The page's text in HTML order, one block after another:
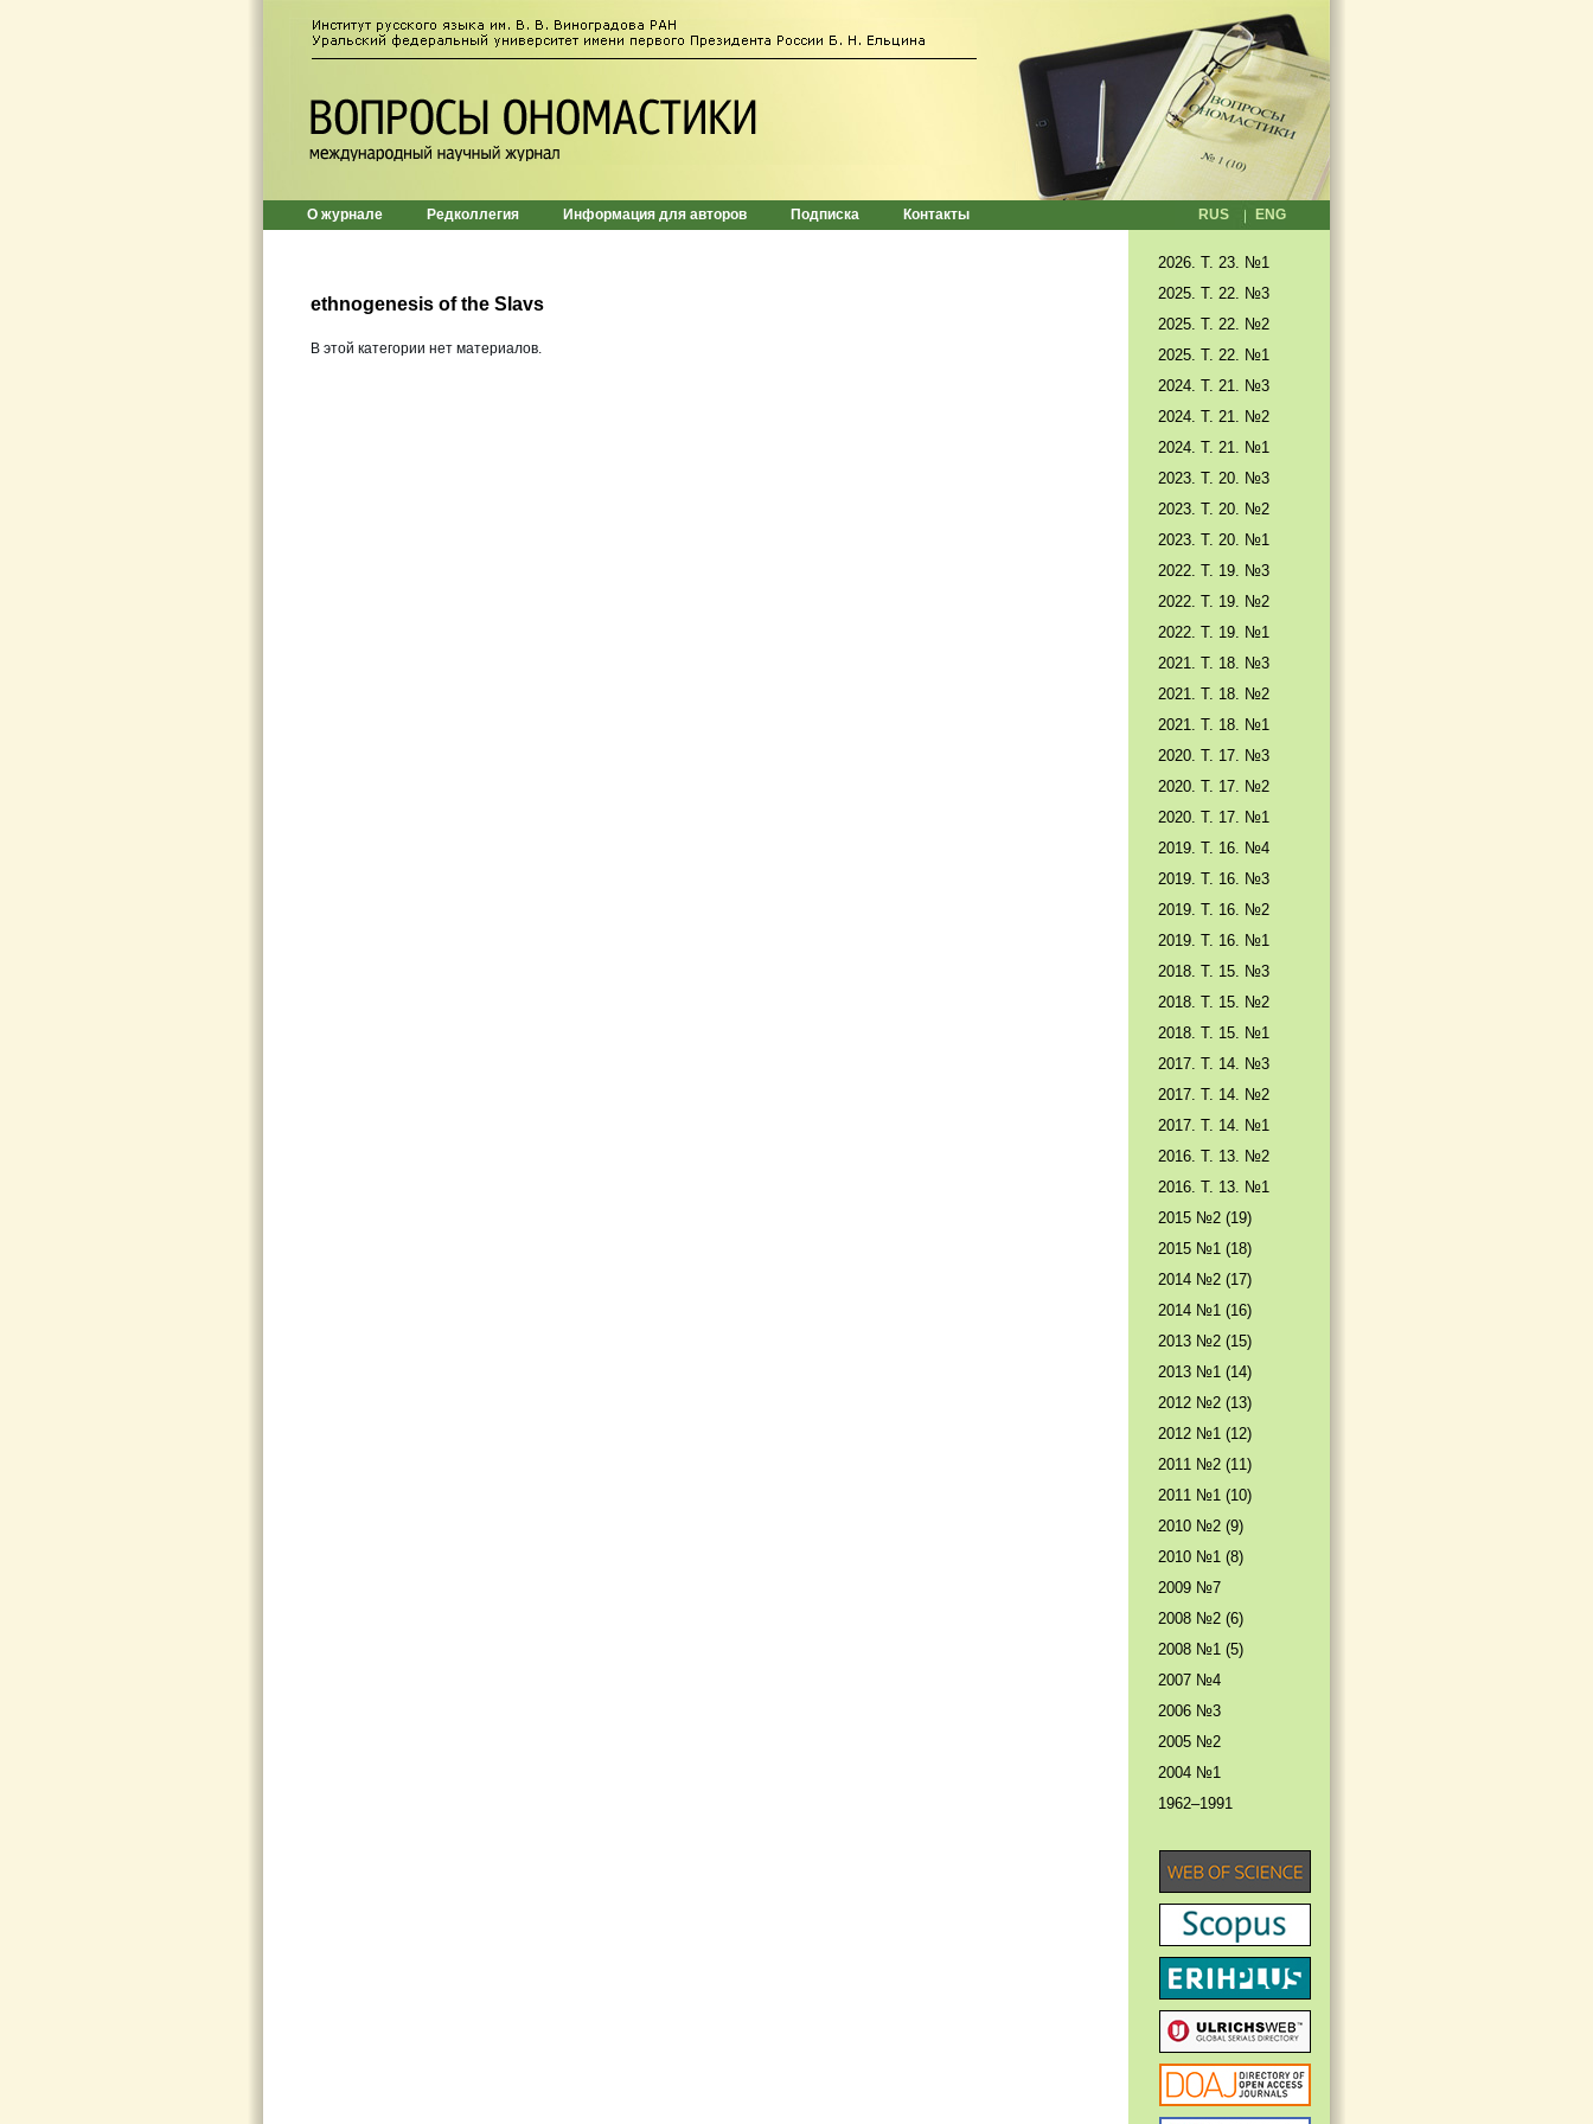
О журнале Редколлегия Информация для авторов Подписка Контакты RUS ENG
ethnogenesis of the Slavs
В этой категории нет материалов.
2026. T. 23. №1
2025. T. 22. №3
2025. Т. 22. №2
2025. Т. 22. №1
2024. Т. 21. №3
2024. Т. 21. №2
2024. Т. 21. №1
2023. Т. 20. №3
2023. Т. 20. №2
2023. Т. 20. №1
2022. Т. 19. №3
2022. Т. 19. №2
2022. Т. 19. №1
2021. Т. 18. №3
2021. Т. 18. №2
2021. Т. 18. №1
2020. Т. 17. №3
2020. Т. 17. №2
2020. Т. 17. №1
2019. Т. 16. №4
2019. Т. 16. №3
2019. Т. 16. №2
2019. Т. 16. №1
2018. Т. 15. №3
2018. Т. 15. №2
2018. Т. 15. №1
2017. T. 14. №3
2017. T. 14. №2
2017. T. 14. №1
2016. T. 13. №2
2016. T. 13. №1
2015 №2 (19)
2015 №1 (18)
2014 №2 (17)
2014 №1 (16)
2013 №2 (15)
2013 №1 (14)
2012 №2 (13)
2012 №1 (12)
2011 №2 (11)
2011 №1 (10)
2010 №2 (9)
2010 №1 (8)
2009 №7
2008 №2 (6)
2008 №1 (5)
2007 №4
2006 №3
2005 №2
2004 №1
1962–1991